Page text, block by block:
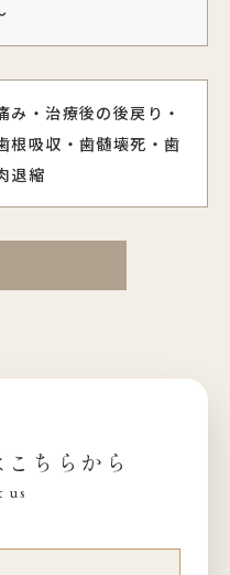
み・治療後の後戻り・
根吸収・歯髄壊死・歯
退縮
ちらから
us